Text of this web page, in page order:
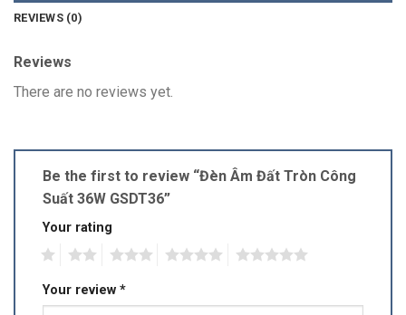
REVIEWS (0)
Reviews
There are no reviews yet.
Be the first to review “Đèn Âm Đất Tròn Công
Suất 36W GSDT36”
Your rating
Your review *